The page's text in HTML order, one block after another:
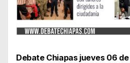
Debate Chiapas jueves 06